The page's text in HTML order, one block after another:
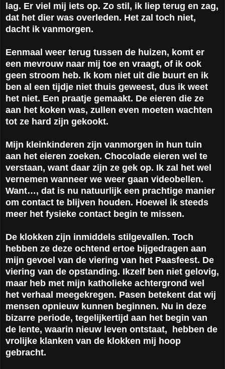
lag. Er viel mij iets op. Zo stil, ik liep terug en zag,
dat het dier was overleden. Het zal toch niet,
dacht ik vanmorgen.
Eenmaal weer terug tussen de huizen, komt er
een mevrouw naar mij toe en vraagt, of ik ook
geen stroom heb. Ik kom niet uit die buurt en ik
ben al een tijdje niet thuis geweest, dus ik weet
het niet. Een praatje gemaakt. De eieren die ze
aan het koken was, zullen even moeten wachten
tot ze hard zijn gekookt.
Mijn kleinkinderen zijn vanmorgen in hun tuin
aan het eieren zoeken. Chocolade eieren wel te
verstaan, want daar zijn ze gek op. Ik zal het wel
vernemen wanneer we weer gaan videobellen.
Want…, dat is nu natuurlijk een prachtige manier
om contact te blijven houden. Hoewel ik steeds
meer het fysieke contact begin te missen.
De klokken zijn inmiddels stilgevallen. Toch
hebben ze deze ochtend ertoe bijgedragen aan
mijn gevoel van de viering van het Paasfeest. De
viering van de opstanding. Ikzelf ben niet gelovig,
maar heb met mijn katholieke achtergrond wel
het verhaal meegekregen. Pasen betekent dat wij
mensen opnieuw kunnen beginnen. Nu in deze
bizarre periode, tegelijkertijd aan het begin van
de lente, waarin nieuw leven ontstaat, hebben de
vrolijke klanken van de klokken mij hoop
gebracht.